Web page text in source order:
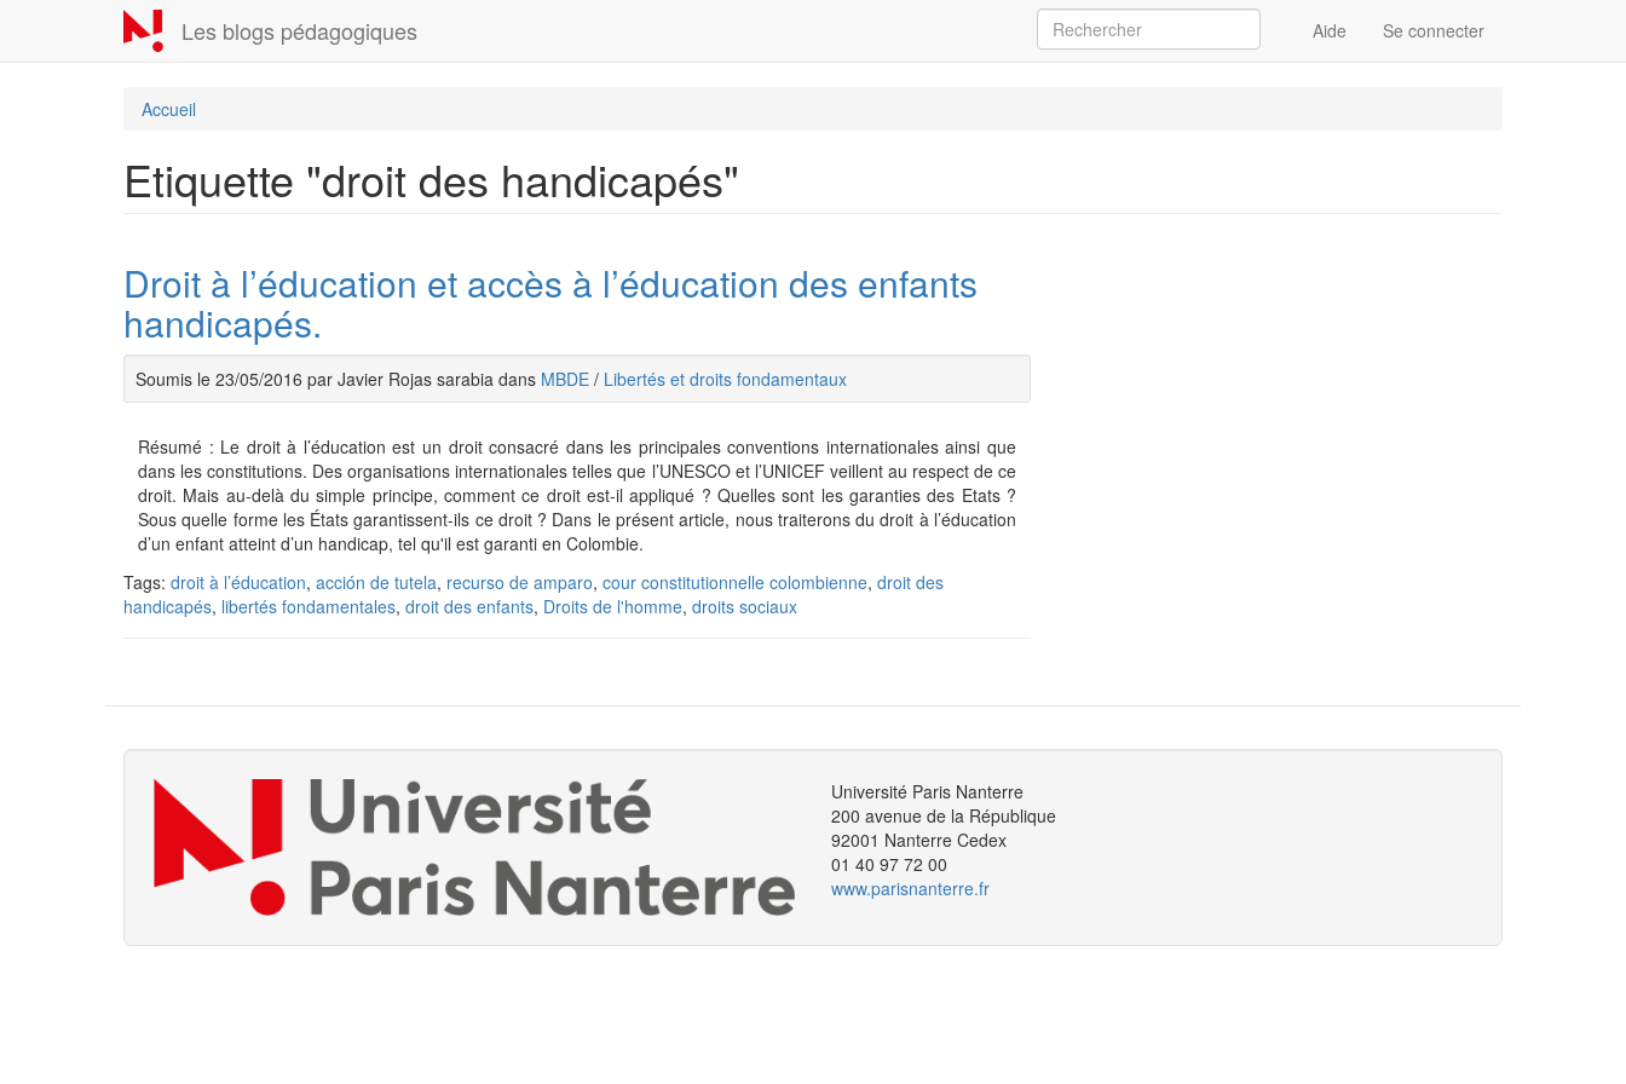
contenu
Les blogs pédagogiques Aide Se connecter
Accueil
Etiquette "droit des handicapés"
Droit à l’éducation et accès à l’éducation des enfants
handicapés.
Soumis le 23/05/2016 par Javier Rojas sarabia dans MBDE / Libertés et droits fondamentaux
Résumé : Le droit à l’éducation est un droit consacré dans les principales conventions internationales ainsi que
dans les constitutions. Des organisations internationales telles que l’UNESCO et l’UNICEF veillent au respect de ce
droit. Mais au-delà du simple principe, comment ce droit est-il appliqué ? Quelles sont les garanties des Etats ?
Sous quelle forme les États garantissent-ils ce droit ? Dans le présent article, nous traiterons du droit à l’éducation
d’un enfant atteint d’un handicap, tel qu'il est garanti en Colombie.
Tags: droit à l’éducation, acción de tutela, recurso de amparo, cour constitutionnelle colombienne, droit des
handicapés, libertés fondamentales, droit des enfants, Droits de l'homme, droits sociaux
Université Paris Nanterre
200 avenue de la République
92001 Nanterre Cedex
01 40 97 72 00
www.parisnanterre.fr